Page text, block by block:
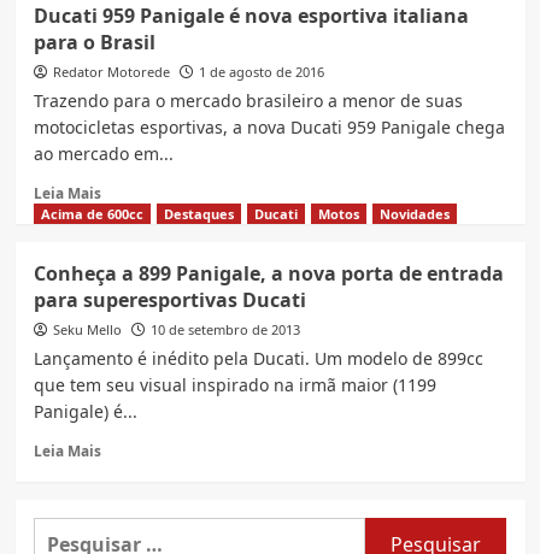
2018
Panigale
1299
R
motor
2
Cilindros
Ducati 959 Panigale é nova esportiva italiana
para o Brasil
Redator Motorede 1 de agosto de 2016
Trazendo para o mercado brasileiro a menor de suas
motocicletas esportivas, a nova Ducati 959 Panigale chega
ao mercado em...
Leia MaisRead
more
959
Panigale
é
nova
italiana
para
Acima de 600cc Destaques Ducati Motos Novidades
Conheça a 899 Panigale, a nova porta de entrada
para superesportivas Ducati
Seku Mello 10 de setembro de 2013
Lançamento é inédito pela Ducati. Um modelo de 899cc
que tem seu visual inspirado na irmã maior (1199
Panigale) é...
Leia MaisRead
Conheça
a
Pesquisar